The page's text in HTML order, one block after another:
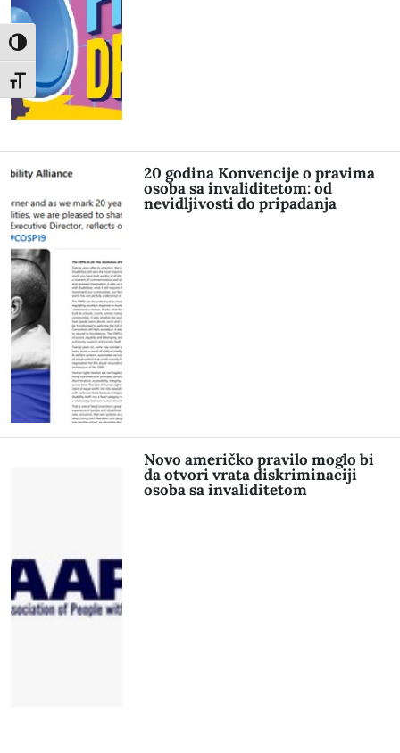
Toggle High Contrast
Toggle Font size
20 godina Konvencije o pravima
osoba sa invaliditetom: od
nevidljivosti do pripadanja
Novo američko pravilo moglo bi
da otvori vrata diskriminaciji
osoba sa invaliditetom